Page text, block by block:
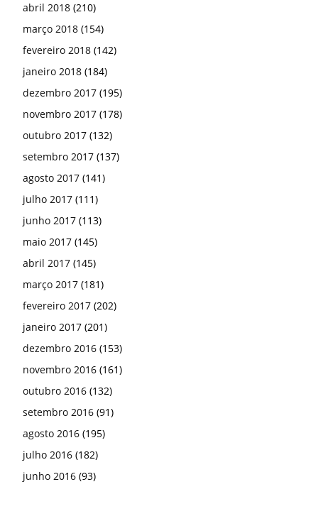
abril 2018 (210)
março 2018 (154)
fevereiro 2018 (142)
janeiro 2018 (184)
dezembro 2017 (195)
novembro 2017 (178)
outubro 2017 (132)
setembro 2017 (137)
agosto 2017 (141)
julho 2017 (111)
junho 2017 (113)
maio 2017 (145)
abril 2017 (145)
março 2017 (181)
fevereiro 2017 (202)
janeiro 2017 (201)
dezembro 2016 (153)
novembro 2016 (161)
outubro 2016 (132)
setembro 2016 (91)
agosto 2016 (195)
julho 2016 (182)
junho 2016 (93)